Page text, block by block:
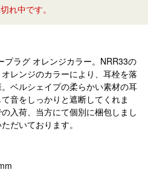
れ中です。
プラグ オレンジカラー。NRR33の
レンジのカラーにより、耳栓を落
ベルシェイプの柔らかい素材の耳
音をしっかりと遮断してくれま
入荷、当方にて個別に梱包しまし
だいております。